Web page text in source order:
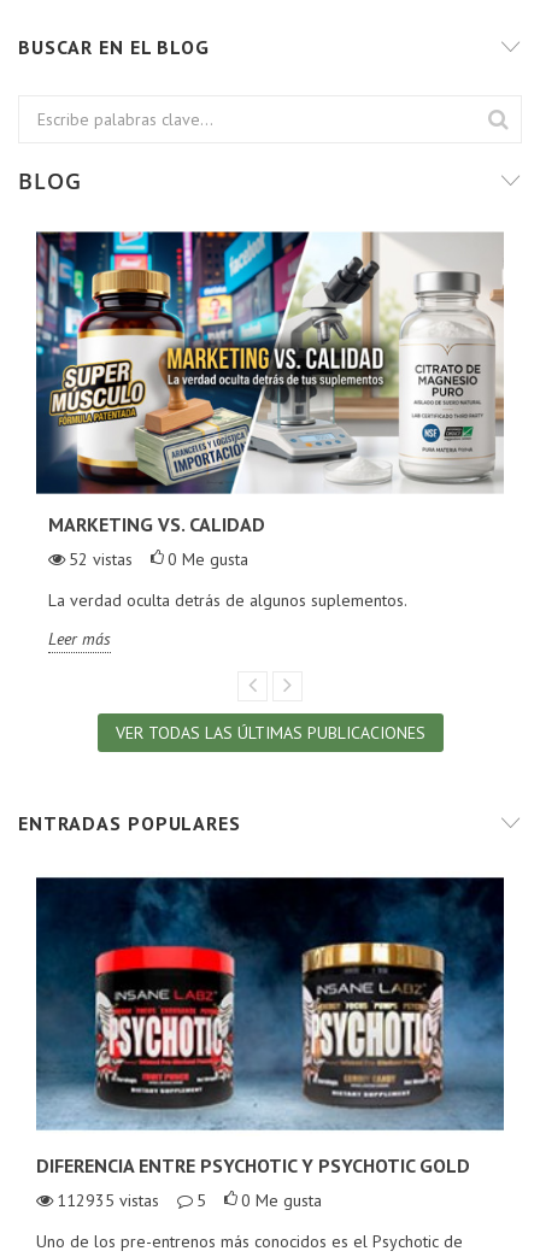
BUSCAR EN EL BLOG
BLOG
MARKETING VS. CALIDAD
52 vistas 0 Me gusta
La verdad oculta detrás de algunos suplementos.
Leer más
VER TODAS LAS ÚLTIMAS PUBLICACIONES
ENTRADAS POPULARES
DIFERENCIA ENTRE PSYCHOTIC Y PSYCHOTIC GOLD
112935 vistas 5 0 Me gusta
Uno de los pre-entrenos más conocidos es el Psychotic de